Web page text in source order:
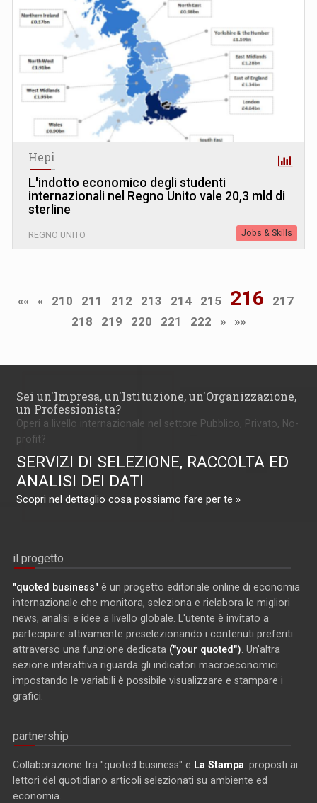
Hepi
L'indotto economico degli studenti
internazionali nel Regno Unito vale 20,3 mld di
sterline
REGNO UNITO Jobs & Skills
«« « 210 211 212 213 214 215 216
217
218
219 220 221 222 » »»
Sei un'Impresa, un'Istituzione, un'Organizzazione,
un Professionista?
Operi a livello internazionale nel settore Pubblico, Privato, No-
profit?
SERVIZI DI SELEZIONE, RACCOLTA ED
ANALISI DEI DATI
Scopri nel dettaglio cosa possiamo fare per te »
il progetto
"quoted business" è un progetto editoriale online di economia
internazionale che monitora, seleziona e rielabora le migliori
news, analisi e idee a livello globale. L'utente è invitato a
partecipare attivamente preselezionando i contenuti preferiti
attraverso una funzione dedicata ("your quoted") . Un'altra
sezione interattiva riguarda gli indicatori macroeconomici:
impostando le variabili è possibile visualizzare e stampare i
grafici.
partnership
Collaborazione tra "quoted business" e La Stampa: proposti ai
lettori del quotidiano articoli selezionati su ambiente ed
economia.